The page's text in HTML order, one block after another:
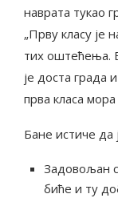
наврата тукао
„Прву класу је
тих оштећења.
је доста града
прва класа
Бане истиче
Задовољан
биће и ту